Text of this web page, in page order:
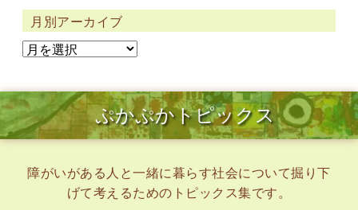
月別アーカイブ
ぷかぷかトピックス
障がいがある人と一緒に暮らす社会について掘り下
げて考えるためのトピックス集です。